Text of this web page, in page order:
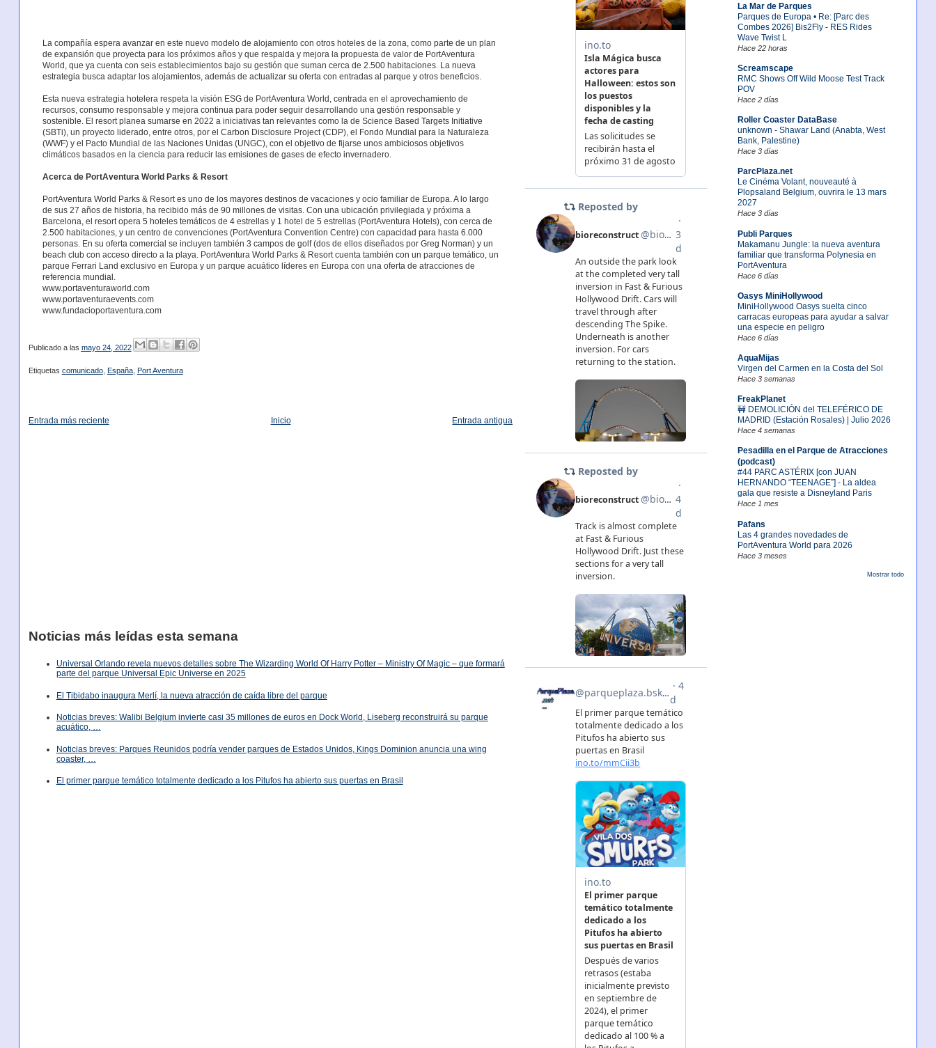
La Mar de Parques
Parques de Europa • Re: [Parc des
Combes 2026] Bis2Fly - RES Rides
Wave Twist L
Hace 22 horas
Screamscape
RMC Shows Off Wild Moose Test Track
POV
Hace 2 días
Roller Coaster DataBase
unknown - Shawar Land (Anabta, West
Bank, Palestine)
Hace 3 días
ParcPlaza.net
Le Cinéma Volant, nouveauté à
Plopsaland Belgium, ouvrira le 13 mars
2027
Hace 3 días
Publi Parques
Makamanu Jungle: la nueva aventura
familiar que transforma Polynesia en
PortAventura
Hace 6 días
Oasys MiniHollywood
MiniHollywood Oasys suelta cinco
carracas europeas para ayudar a salvar
una especie en peligro
Hace 6 días
AquaMijas
Virgen del Carmen en la Costa del Sol
Hace 3 semanas
FreakPlanet
🚧 DEMOLICIÓN del TELEFÉRICO DE
MADRID (Estación Rosales) | Julio 2026
Hace 4 semanas
Pesadilla en el Parque de Atracciones
(podcast)
#44 PARC ASTÉRIX [con JUAN
HERNANDO “TEENAGE”] - La aldea
gala que resiste a Disneyland Paris
Hace 1 mes
Pafans
Las 4 grandes novedades de
PortAventura World para 2026
Hace 3 meses
Mostrar todo
La compañía espera avanzar en este nuevo modelo de alojamiento con otros hoteles de la zona, como parte de un plan
de expansión que proyecta para los próximos años y que respalda y mejora la propuesta de valor de PortAventura
World, que ya cuenta con seis establecimientos bajo su gestión que suman cerca de 2.500 habitaciones. La nueva
estrategia busca adaptar los alojamientos, además de actualizar su oferta con entradas al parque y otros beneficios.
Esta nueva estrategia hotelera respeta la visión ESG de PortAventura World, centrada en el aprovechamiento de
recursos, consumo responsable y mejora continua para poder seguir desarrollando una gestión responsable y
sostenible. El resort planea sumarse en 2022 a iniciativas tan relevantes como la de Science Based Targets Initiative
(SBTi), un proyecto liderado, entre otros, por el Carbon Disclosure Project (CDP), el Fondo Mundial para la Naturaleza
(WWF) y el Pacto Mundial de las Naciones Unidas (UNGC), con el objetivo de fijarse unos ambiciosos objetivos
climáticos basados en la ciencia para reducir las emisiones de gases de efecto invernadero.
Acerca de PortAventura World Parks & Resort
PortAventura World Parks & Resort es uno de los mayores destinos de vacaciones y ocio familiar de Europa. A lo largo
de sus 27 años de historia, ha recibido más de 90 millones de visitas. Con una ubicación privilegiada y próxima a
Barcelona, el resort opera 5 hoteles temáticos de 4 estrellas y 1 hotel de 5 estrellas (PortAventura Hotels), con cerca de
2.500 habitaciones, y un centro de convenciones (PortAventura Convention Centre) con capacidad para hasta 6.000
personas. En su oferta comercial se incluyen también 3 campos de golf (dos de ellos diseñados por Greg Norman) y un
beach club con acceso directo a la playa. PortAventura World Parks & Resort cuenta también con un parque temático, un
parque Ferrari Land exclusivo en Europa y un parque acuático líderes en Europa con una oferta de atracciones de
referencia mundial.
www.portaventuraworld.com
www.portaventuraevents.com
www.fundacioportaventura.com
Publicado a las mayo 24, 2022
Etiquetas comunicado, España, Port Aventura
Entrada más reciente Entrada antigua
Inicio
Noticias más leídas esta semana
Universal Orlando revela nuevos detalles sobre The Wizarding World Of Harry Potter – Ministry Of Magic – que formará
parte del parque Universal Epic Universe en 2025
El Tibidabo inaugura Merlí, la nueva atracción de caída libre del parque
Noticias breves: Walibi Belgium invierte casi 35 millones de euros en Dock World, Liseberg reconstruirá su parque
acuático, …
Noticias breves: Parques Reunidos podría vender parques de Estados Unidos, Kings Dominion anuncia una wing
coaster, …
El primer parque temático totalmente dedicado a los Pitufos ha abierto sus puertas en Brasil